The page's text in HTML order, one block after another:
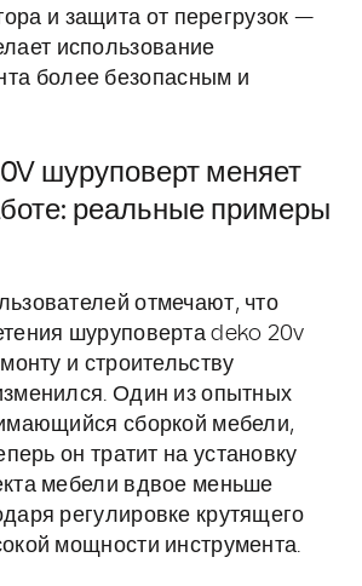
и защита от перегрузок —
использование
более безопасным и
шуруповерт меняет
реальные примеры
отмечают, что
шуруповерта deko 20v
и строительству
Один из опытных
сборкой мебели,
он тратит на установку
мебели вдвое меньше
регулировке крутящего
мощности инструмента.